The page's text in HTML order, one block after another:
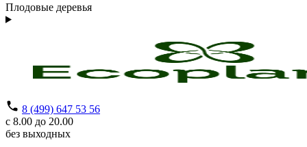
Плодовые деревья
8 (499) 647 53 56
с 8.00 до 20.00
без выходных